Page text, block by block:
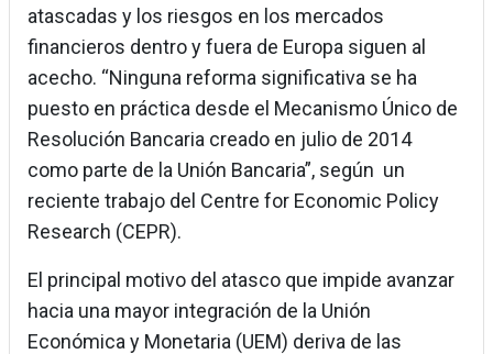
atascadas y los riesgos en los mercados
financieros dentro y fuera de Europa siguen al
acecho. “Ninguna reforma significativa se ha
puesto en práctica desde el Mecanismo Único de
Resolución Bancaria creado en julio de 2014
como parte de la Unión Bancaria”, según un
reciente trabajo del Centre for Economic Policy
Research (CEPR).
El principal motivo del atasco que impide avanzar
hacia una mayor integración de la Unión
Económica y Monetaria (UEM) deriva de las